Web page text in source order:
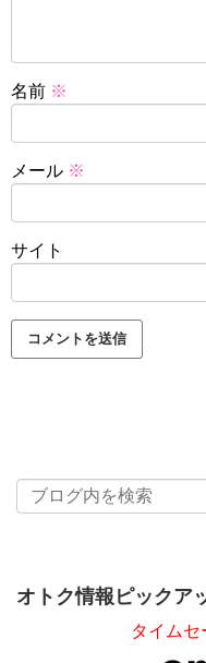
名前 ※
メール ※
サイト
オトク情報ピックア
タイムセ